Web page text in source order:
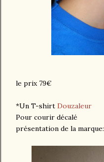
le prix 79€
*Un T-shirt Douzaleur
Pour courir décalé
présentation de la marque: